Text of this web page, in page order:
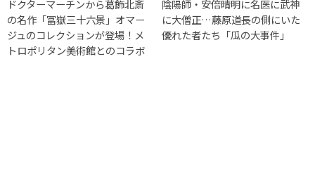
ドクターマーチンから葛飾北斎
の名作「冨嶽三十六景」オマー
ジュのコレクションが登場！メ
トロポリタン美術館とのコラボ
陰陽師・安倍晴明に名医に武神
に大僧正…藤原道長の側にいた
優れた者たち「瓜の大事件」